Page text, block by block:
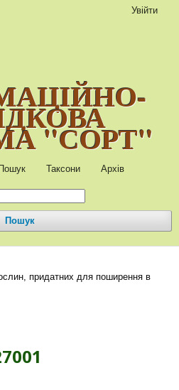
"СОРТ"
Пошук Таксони Архів
Пошук
Увійти
придатних для поширення в